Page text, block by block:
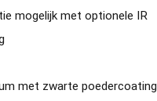
mogelijk met optionele IR
met zwarte poedercoating